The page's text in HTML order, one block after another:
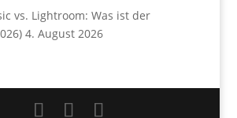
vs. Lightroom: Was ist der
4. August 2026